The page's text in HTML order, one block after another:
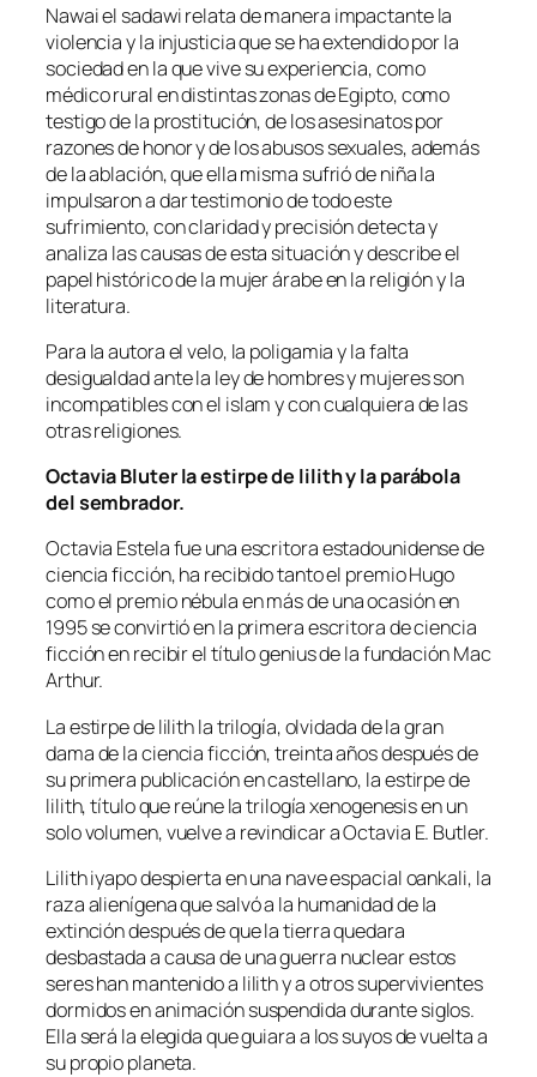
Nawai el sadawi relata de manera impactante la
violencia y la injusticia que se ha extendido por la
sociedad en la que vive su experiencia, como
médico rural en distintas zonas de Egipto, como
testigo de la prostitución, de los asesinatos por
razones de honor y de los abusos sexuales, además
de la ablación, que ella misma sufrió de niña la
impulsaron a dar testimonio de todo este
sufrimiento, con claridad y precisión detecta y
analiza las causas de esta situación y describe el
papel histórico de la mujer árabe en la religión y la
literatura.
Para la autora el velo, la poligamia y la falta
desigualdad ante la ley de hombres y mujeres son
incompatibles con el islam y con cualquiera de las
otras religiones.
Octavia Bluter la estirpe de lilith y la parábola
del sembrador.
Octavia Estela fue una escritora estadounidense de
ciencia ficción, ha recibido tanto el premio Hugo
como el premio nébula en más de una ocasión en
1995 se convirtió en la primera escritora de ciencia
ficción en recibir el título genius de la fundación Mac
Arthur.
La estirpe de lilith la trilogía, olvidada de la gran
dama de la ciencia ficción, treinta años después de
su primera publicación en castellano, la estirpe de
lilith, título que reúne la trilogía xenogenesis en un
solo volumen, vuelve a revindicar a Octavia E. Butler.
Lilith iyapo despierta en una nave espacial oankali, la
raza alienígena que salvó a la humanidad de la
extinción después de que la tierra quedara
desbastada a causa de una guerra nuclear estos
seres han mantenido a lilith y a otros supervivientes
dormidos en animación suspendida durante siglos.
Ella será la elegida que guiara a los suyos de vuelta a
su propio planeta.